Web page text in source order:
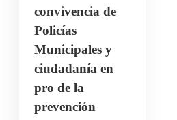
convivencia de
Policías
Municipales y
ciudadanía en
pro de la
prevención